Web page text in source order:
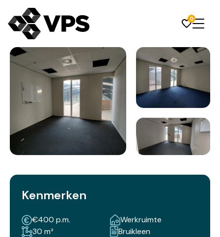
0
Kenmerken
€400 p.m.
Werkruimte
30 m²
Bruikleen